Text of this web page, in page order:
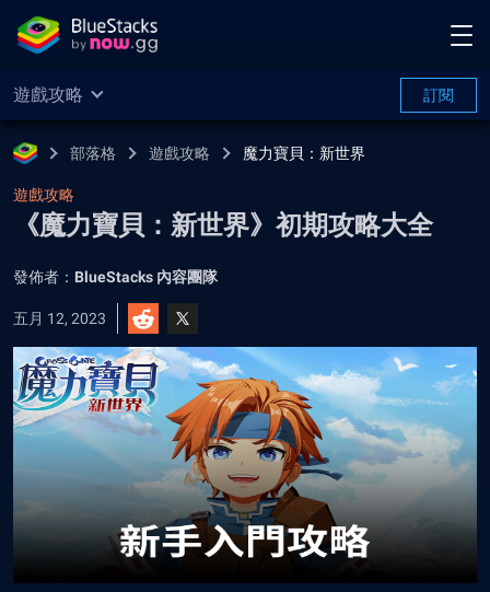
遊戲攻略 訂閱
部落格 遊戲攻略 魔力寶貝：新世界
遊戲攻略
《魔力寶貝：新世界》初期攻略大全
發佈者： BlueStacks 內容團隊
五月 12, 2023